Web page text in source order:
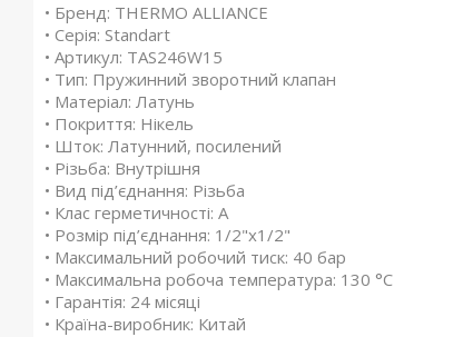
• Бренд: THERMO ALLIANCE
• Серія: Standart
• Артикул: TAS246W15
• Тип: Пружинний зворотний клапан
• Матеріал: Латунь
• Покриття: Нікель
• Шток: Латунний, посилений
• Різьба: Внутрішня
• Вид під’єднання: Різьба
• Клас герметичності: А
• Розмір під’єднання: 1/2"x1/2"
• Максимальний робочий тиск: 40 бар
• Максимальна робоча температура: 130 °С
• Гарантія: 24 місяці
• Країна-виробник: Китай